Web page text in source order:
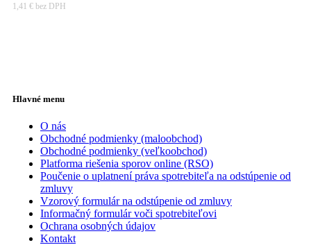
1,41 € bez DPH
Hlavné menu
O nás
Obchodné podmienky (maloobchod)
Obchodné podmienky (veľkoobchod)
Platforma riešenia sporov online (RSO)
Poučenie o uplatnení práva spotrebiteľa na odstúpenie od
zmluvy
Vzorový formulár na odstúpenie od zmluvy
Informačný formulár voči spotrebiteľovi
Ochrana osobných údajov
Kontakt